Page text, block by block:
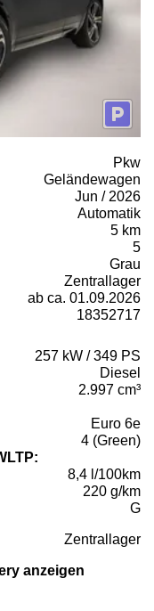
Pkw
Geländewagen
Jun / 2026
Automatik
5 km
5
Grau
Zentrallager
ab ca. 01.09.2026
18352717
257 kW / 349 PS
Diesel
2.997 cm³
Euro 6e
4 (Green)
8,4 l/100km
220 g/km
G
Zentrallager
anzeigen